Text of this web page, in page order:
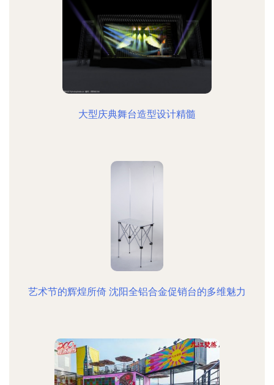
大型庆典舞台造型设计精髓
艺术节的辉煌所倚 沈阳全铝合金促销台的多维魅力